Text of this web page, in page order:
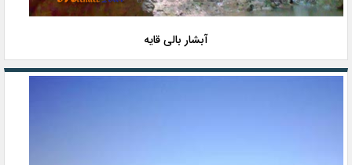
آبشار بالی قایه